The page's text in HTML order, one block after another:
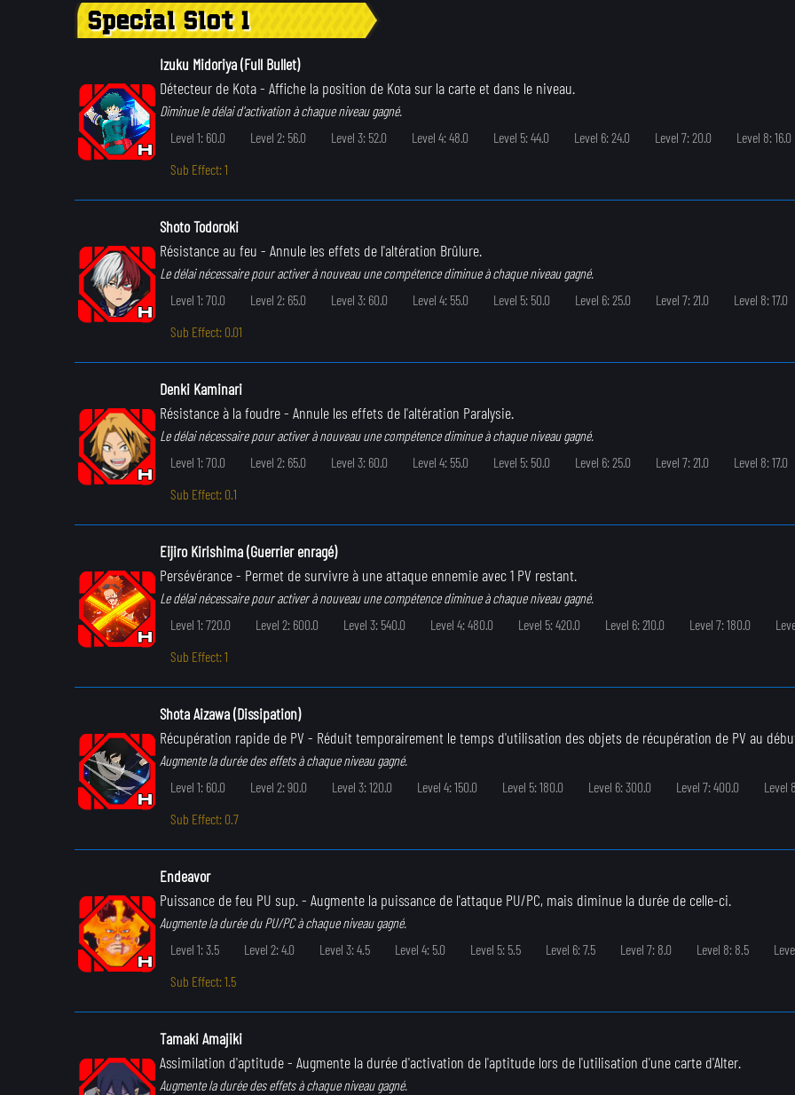
Special Slot 1
Izuku Midoriya (Full Bullet)
Détecteur de Kota- Affiche la position de Kota sur la carte et dans le niveau.
Diminue le délai d'activation à chaque niveau gagné.
Level 1: 60.0
Level 2: 56.0 Level 3: 52.0 Level 4: 48.0 Level 5: 44.0 Level 6: 24.0 Level 7: 20.0 Level 8: 16.0
Sub Effect: 1
Shoto Todoroki
Résistance au feu - Annule les effets de l'altération Brûlure.
Le délai nécessaire pour activer à nouveau une compétence diminue à chaque niveau gagné.
Level 1: 70.0
Level 2: 65.0 Level 3: 60.0 Level 4: 55.0 Level 5: 50.0 Level 6: 25.0 Level 7: 21.0 Level 8: 17.0
Sub Effect: 0.01
Denki Kaminari
Résistance à la foudre- Annule les effets de l'altération Paralysie.
Le délai nécessaire pour activer à nouveau une compétence diminue à chaque niveau gagné.
Level 1: 70.0
Level 2: 65.0 Level 3: 60.0 Level 4: 55.0 Level 5: 50.0 Level 6: 25.0 Level 7: 21.0 Level 8: 17.0
Sub Effect: 0.1
Eijiro Kirishima (Guerrier enragé)
Persévérance- Permet de survivre à une attaque ennemie avec 1 PV restant.
Le délai nécessaire pour activer à nouveau une compétence diminue à chaque niveau gagné.
Level 1: 720.0
Level 2: 600.0 Level 3: 540.0 Level 4: 480.0 Level 5: 420.0 Level 6: 210.0 Level 7: 180.0
Sub Effect: 1
Shota Aizawa (Dissipation)
Récupération rapide de PV - Réduit temporairement le temps d'utilisation des objets de récupération de PV au
Augmente la durée des effets à chaque niveau gagné.
Level 1: 60.0
Level 2: 90.0 Level 3: 120.0 Level 4: 150.0 Level 5: 180.0 Level 6: 300.0 Level 7: 400.0 Level
Sub Effect: 0.7
Endeavor
Puissance de feu PU sup.- Augmente la puissance de l'attaque PU/PC, mais diminue la durée de celle-ci.
Augmente la durée du PU/PC à chaque niveau gagné.
Level 1: 3.5
Level 2: 4.0 Level 3: 4.5 Level 4: 5.0 Level 5: 5.5 Level 6: 7.5 Level 7: 8.0 Level 8: 8.5
Sub Effect: 1.5
Tamaki Amajiki
Assimilation d'aptitude- Augmente la durée d'activation de l'aptitude lors de l'utilisation d'une carte d'Alter.
Augmente la durée des effets à chaque niveau gagné.